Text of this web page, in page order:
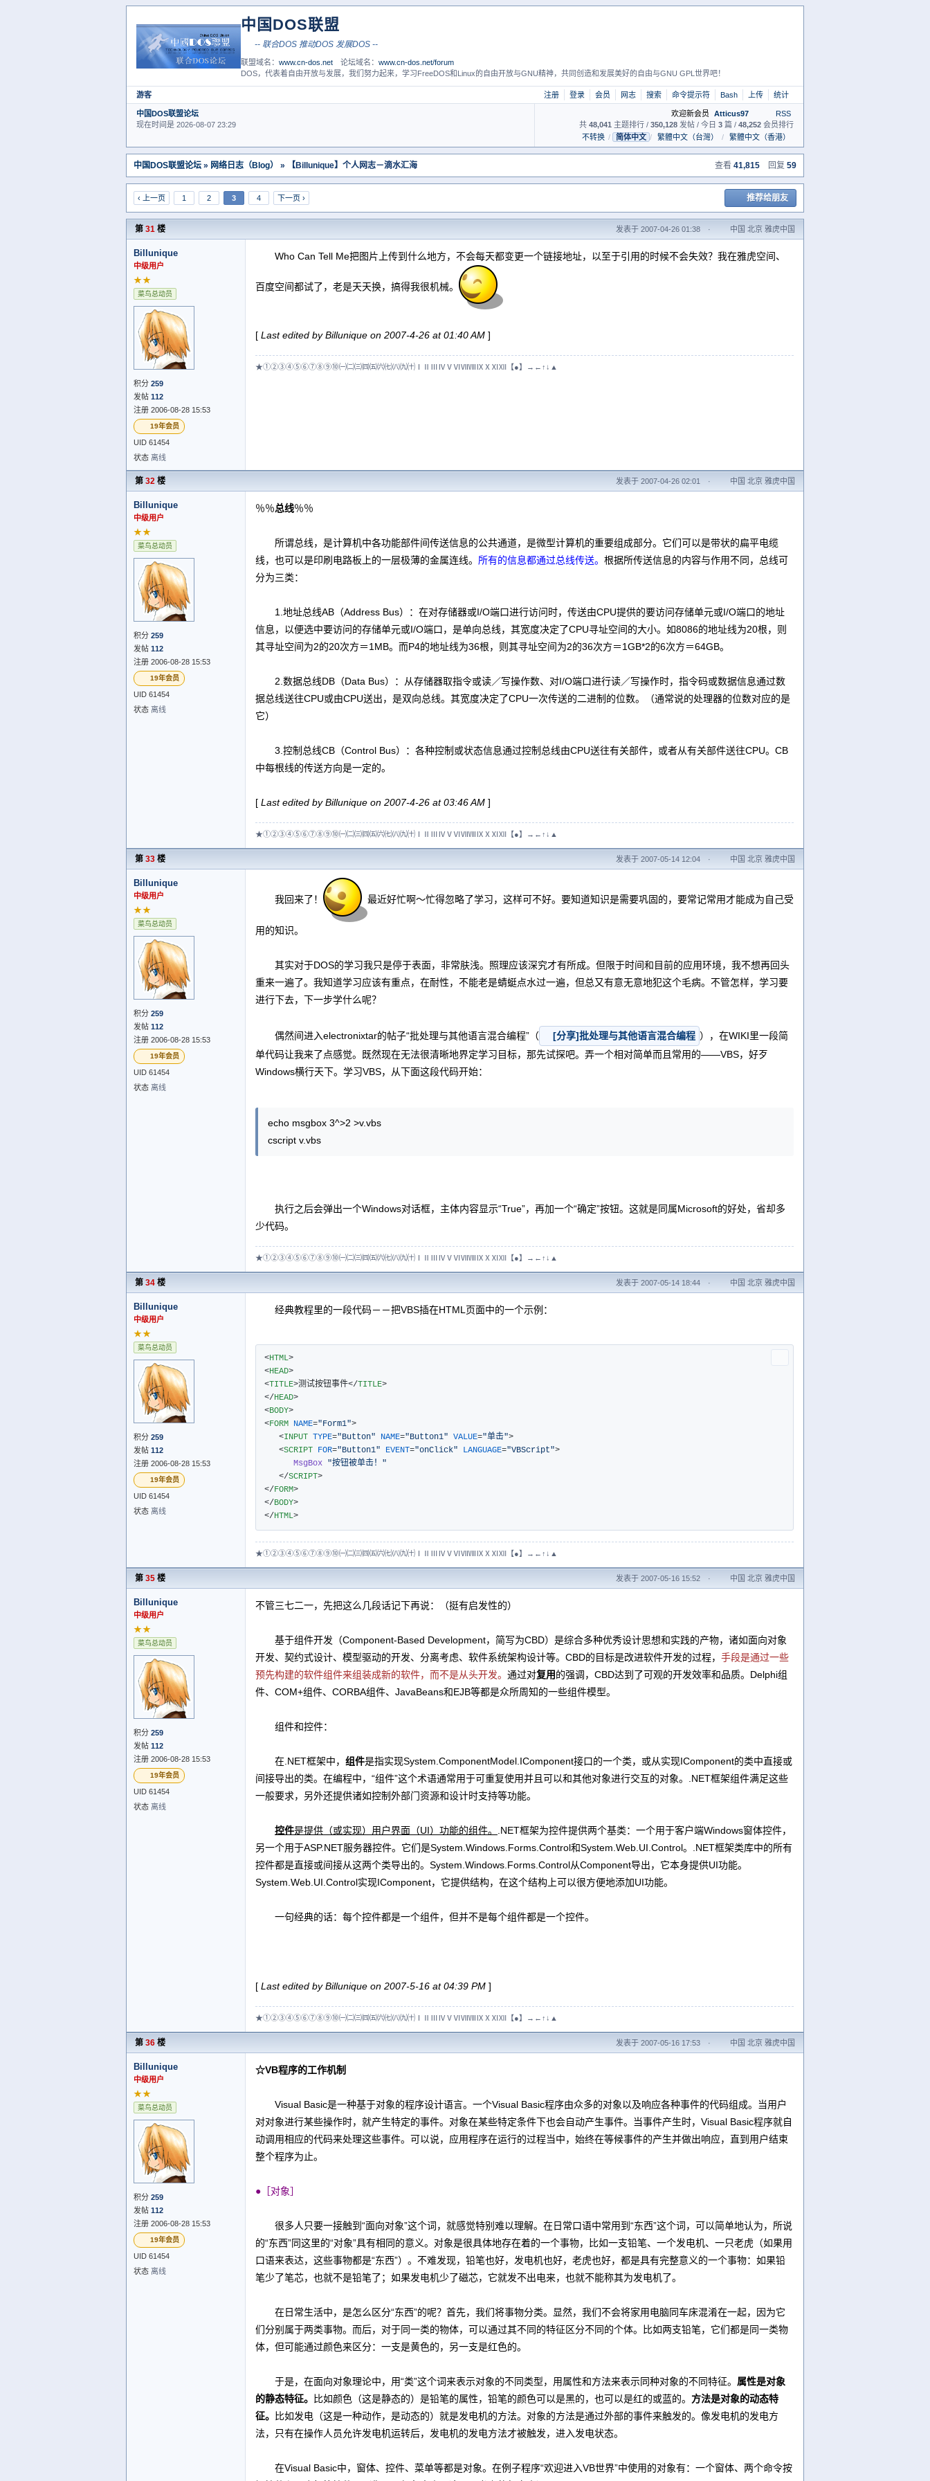
中国DOS联盟
-- 联合DOS 推动DOS 发展DOS --
联盟域名：www.cn-dos.net 论坛域名：www.cn-dos.net/forum
DOS，代表着自由开放与发展，我们努力起来，学习FreeDOS和Linux的自由开放与GNU精神，共同创造和发展美好的自由与GNU GPL世界吧！
游客 注册 登录 会员 网志 搜索 命令提示符 Bash 上传 统计
中国DOS联盟论坛
现在时间是 2026-08-07 23:29
欢迎新会员 Atticus97
RSS
共 48,041 主题排行 / 350,128 发帖 / 今日 3 篇 / 48,252 会员排行
不转换 / 简体中文 / 繁體中文（台灣） / 繁體中文（香港）
中国DOS联盟论坛 » 网络日志（Blog） » 【Billunique】个人网志－滴水汇海 查看 41,815 回复 59
‹ 上一页 1 2 3 4 下一页 › 推荐给朋友
第 31 楼 发表于 2007-04-26 01:38 · 中国 北京 雅虎中国
Billunique
中级用户
★★
菜鸟总动员
积分 259
发帖 112
注册 2006-08-28 15:53
19年会员
UID 61454
状态 离线
Who Can Tell Me把图片上传到什么地方，不会每天都变更一个链接地址，以至于引用的时候不会失效？我在雅虎空间、
百度空间都试了，老是天天换，搞得我很机械。
[ Last edited by Billunique on 2007-4-26 at 01:40 AM ]
★①②③④⑤⑥⑦⑧⑨⑩㈠㈡㈢㈣㈤㈥㈦㈧㈨㈩ⅠⅡⅢⅣⅤⅥⅦⅧⅨⅩⅪⅫ【●】→←↑↓▲
第 32 楼 发表于 2007-04-26 02:01 · 中国 北京 雅虎中国
Billunique
中级用户
★★
菜鸟总动员
积分 259
发帖 112
注册 2006-08-28 15:53
19年会员
UID 61454
状态 离线
％％总线％％
所谓总线，是计算机中各功能部件间传送信息的公共通道，是微型计算机的重要组成部分。它们可以是带状的扁平电缆
线，也可以是印刷电路板上的一层极薄的金属连线。 所有的信息都通过总线传送。 根据所传送信息的内容与作用不同，总线可
分为三类：
1.地址总线AB（Address Bus）：在对存储器或I/O端口进行访问时，传送由CPU提供的要访问存储单元或I/O端口的地址
信息，以便选中要访问的存储单元或I/O端口，是单向总线，其宽度决定了CPU寻址空间的大小。如8086的地址线为20根，则
其寻址空间为2的20次方＝1MB。而P4的地址线为36根，则其寻址空间为2的36次方＝1GB*2的6次方＝64GB。
2.数据总线DB（Data Bus）：从存储器取指令或读／写操作数、对I/O端口进行读／写操作时，指令码或数据信息通过数
据总线送往CPU或由CPU送出，是双向总线。其宽度决定了CPU一次传送的二进制的位数。（通常说的处理器的位数对应的是
它）
3.控制总线CB（Control Bus）：各种控制或状态信息通过控制总线由CPU送往有关部件，或者从有关部件送往CPU。CB
中每根线的传送方向是一定的。
[ Last edited by Billunique on 2007-4-26 at 03:46 AM ]
★①②③④⑤⑥⑦⑧⑨⑩㈠㈡㈢㈣㈤㈥㈦㈧㈨㈩ⅠⅡⅢⅣⅤⅥⅦⅧⅨⅩⅪⅫ【●】→←↑↓▲
第 33 楼 发表于 2007-05-14 12:04 · 中国 北京 雅虎中国
Billunique
中级用户
★★
菜鸟总动员
积分 259
发帖 112
注册 2006-08-28 15:53
19年会员
UID 61454
状态 离线
我回来了！ 最近好忙啊～忙得忽略了学习，这样可不好。要知道知识是需要巩固的，要常记常用才能成为自己受
用的知识。
其实对于DOS的学习我只是停于表面，非常肤浅。照理应该深究才有所成。但限于时间和目前的应用环境，我不想再回头
重来一遍了。我知道学习应该有重点，在耐性，不能老是蜻蜓点水过一遍，但总又有意无意地犯这个毛病。不管怎样，学习要
进行下去，下一步学什么呢？
偶然间进入electronixtar的帖子“批处理与其他语言混合编程”（ [分享]批处理与其他语言混合编程 ），在WIKI里一段简
单代码让我来了点感觉。既然现在无法很清晰地界定学习目标，那先试探吧。弄一个相对简单而且常用的——VBS，好歹
Windows横行天下。学习VBS，从下面这段代码开始：
echo msgbox 3^>2 >v.vbs
cscript v.vbs
执行之后会弹出一个Windows对话框，主体内容显示“True”，再加一个“确定”按钮。这就是同属Microsoft的好处，省却多
少代码。
★①②③④⑤⑥⑦⑧⑨⑩㈠㈡㈢㈣㈤㈥㈦㈧㈨㈩ⅠⅡⅢⅣⅤⅥⅦⅧⅨⅩⅪⅫ【●】→←↑↓▲
第 34 楼 发表于 2007-05-14 18:44 · 中国 北京 雅虎中国
Billunique
中级用户
★★
菜鸟总动员
积分 259
发帖 112
注册 2006-08-28 15:53
19年会员
UID 61454
状态 离线
经典教程里的一段代码－－把VBS插在HTML页面中的一个示例：
<HTML>
<HEAD>
<TITLE>测试按钮事件</TITLE>
</HEAD>
<BODY>
<FORM NAME="Form1">
<INPUT TYPE="Button" NAME="Button1" VALUE="单击">
<SCRIPT FOR="Button1" EVENT="onClick" LANGUAGE="VBScript">
MsgBox "按钮被单击！"
</SCRIPT>
</FORM>
</BODY>
</HTML>
★①②③④⑤⑥⑦⑧⑨⑩㈠㈡㈢㈣㈤㈥㈦㈧㈨㈩ⅠⅡⅢⅣⅤⅥⅦⅧⅨⅩⅪⅫ【●】→←↑↓▲
第 35 楼 发表于 2007-05-16 15:52 · 中国 北京 雅虎中国
Billunique
中级用户
★★
菜鸟总动员
积分 259
发帖 112
注册 2006-08-28 15:53
19年会员
UID 61454
状态 离线
不管三七二一，先把这么几段话记下再说：（挺有启发性的）
基于组件开发（Component-Based Development，简写为CBD）是综合多种优秀设计思想和实践的产物，诸如面向对象
开发、契约式设计、模型驱动的开发、分离考虑、软件系统架构设计等。CBD的目标是改进软件开发的过程， 手段是通过一些
预先构建的软件组件来组装成新的软件，而不是从头开发。 通过对复用的强调，CBD达到了可观的开发效率和品质。Delphi组
件、COM+组件、CORBA组件、JavaBeans和EJB等都是众所周知的一些组件模型。
组件和控件：
在.NET框架中， 组件是指实现System.ComponentModel.IComponent接口的一个类，或从实现IComponent的类中直接或
间接导出的类。在编程中，“组件”这个术语通常用于可重复使用并且可以和其他对象进行交互的对象。.NET框架组件满足这些
一般要求，另外还提供诸如控制外部门资源和设计时支持等功能。
控件是提供（或实现）用户界面（UI）功能的组件。
.NET框架为控件提供两个基类：一个用于客户端Windows窗体控件，
另一个用于ASP.NET服务器控件。它们是System.Windows.Forms.Control和System.Web.UI.Control。.NET框架类库中的所有
控件都是直接或间接从这两个类导出的。System.Windows.Forms.Control从Component导出，它本身提供UI功能。
System.Web.UI.Control实现IComponent，它提供结构，在这个结构上可以很方便地添加UI功能。
一句经典的话：每个控件都是一个组件，但并不是每个组件都是一个控件。
[ Last edited by Billunique on 2007-5-16 at 04:39 PM ]
★①②③④⑤⑥⑦⑧⑨⑩㈠㈡㈢㈣㈤㈥㈦㈧㈨㈩ⅠⅡⅢⅣⅤⅥⅦⅧⅨⅩⅪⅫ【●】→←↑↓▲
第 36 楼 发表于 2007-05-16 17:53 · 中国 北京 雅虎中国
Billunique
中级用户
★★
菜鸟总动员
积分 259
发帖 112
注册 2006-08-28 15:53
19年会员
UID 61454
状态 离线
☆VB程序的工作机制
Visual Basic是一种基于对象的程序设计语言。一个Visual Basic程序由众多的对象以及响应各种事件的代码组成。当用户
对对象进行某些操作时，就产生特定的事件。对象在某些特定条件下也会自动产生事件。当事件产生时，Visual Basic程序就自
动调用相应的代码来处理这些事件。可以说，应用程序在运行的过程当中，始终在等候事件的产生并做出响应，直到用户结束
整个程序为止。
●［对象］
很多人只要一接触到“面向对象”这个词，就感觉特别难以理解。在日常口语中常用到“东西”这个词，可以简单地认为，所说
的“东西”同这里的“对象”具有相同的意义。对象是很具体地存在着的一个事物，比如一支铅笔、一个发电机、一只老虎（如果用
口语来表达，这些事物都是“东西”）。不难发现，铅笔也好，发电机也好，老虎也好，都是具有完整意义的一个事物：如果铅
笔少了笔芯，也就不是铅笔了；如果发电机少了磁芯，它就发不出电来，也就不能称其为发电机了。
在日常生活中，是怎么区分“东西”的呢？首先，我们将事物分类。显然，我们不会将家用电脑同车床混淆在一起，因为它
们分别属于两类事物。而后，对于同一类的物体，可以通过其不同的特征区分不同的个体。比如两支铅笔，它们都是同一类物
体，但可能通过颜色来区分：一支是黄色的，另一支是红色的。
于是，在面向对象理论中，用“类”这个词来表示对象的不同类型，用属性和方法来表示同种对象的不同特征。 属性是对象
的静态特征。
比如颜色（这是静态的）是铅笔的属性，铅笔的颜色可以是黑的，也可以是红的或蓝的。 方法是对象的动态特
征。
比如发电（这是一种动作，是动态的）就是发电机的方法。对象的方法是通过外部的事件来触发的。像发电机的发电方
法，只有在操作人员允许发电机运转后，发电机的发电方法才被触发，进入发电状态。
在Visual Basic中，窗体、控件、菜单等都是对象。在例子程序“欢迎进入VB世界”中使用的对象有：一个窗体、两个命令按